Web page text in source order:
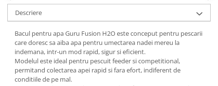
Descriere
Bacul pentru apaGuru Fusion H2O este conceput pentru pescarii
care doresc sa aiba apa pentru umectarea nadei mereu la
indemana, intr-un mod rapid, sigur si eficient.
Modelul este ideal pentru pescuit feeder si competitional,
permitand colectarea apei rapid si fara efort, indiferent de
conditiile de pe mal.